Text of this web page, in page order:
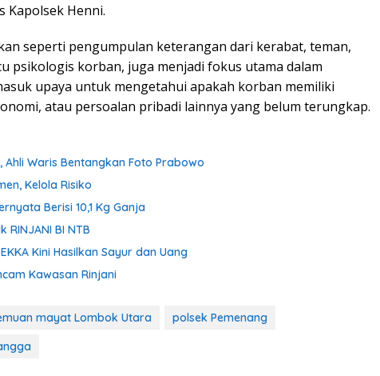
Kapolsek Henni.
seperti pengumpulan keterangan dari kerabat, teman,
psikologis korban, juga menjadi fokus utama dalam
upaya untuk mengetahui apakah korban memiliki
atau persoalan pribadi lainnya yang belum terungkap.
Ahli Waris Bentangkan Foto Prabowo
Kelola Risiko
Berisi 10,1 Kg Ganja
RINJANI BI NTB
Kini Hasilkan Sayur dan Uang
Kawasan Rinjani
mayat Lombok Utara
polsek Pemenang